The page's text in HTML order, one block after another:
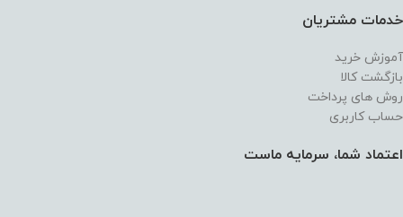
خدمات مشتریان
آموزش خرید
بازگشت کالا
روش های پرداخت
حساب کاربری
اعتماد شما، سرمایه ماست